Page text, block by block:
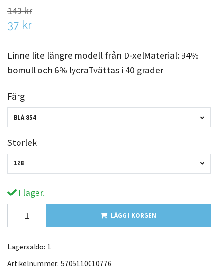
149 kr
37 kr
Linne lite längre modell från D-xelMaterial: 94%
bomull och 6% lycraTvättas i 40 grader
Färg
BLÅ 854
Storlek
128
I lager.
LÄGG I KORGEN
Lagersaldo: 1
Artikelnummer: 5705110010776